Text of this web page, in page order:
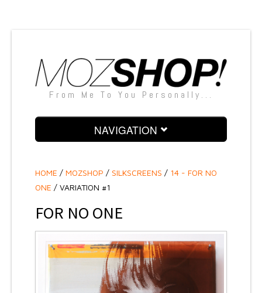
From Me To You Personally...
NAVIGATION
SCULPTURES
TEXTILE
HOME / MOZSHOP / SILKSCREENS / 14 - FOR NO
ONE / VARIATION #1
FOR NO ONE